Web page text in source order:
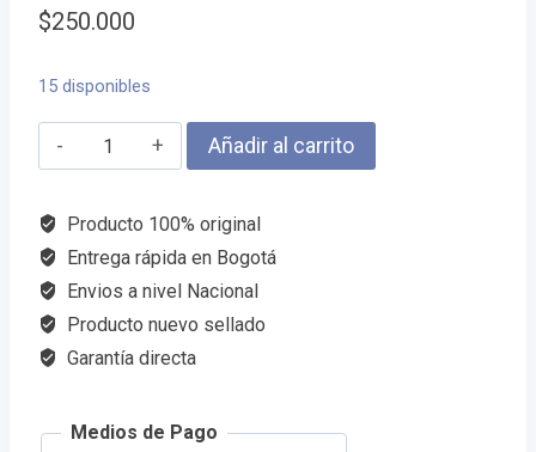
$250.000
15 disponibles
ADATA
256GB
cantidad
Añadir al carrito
Producto 100% original
Entrega rápida en Bogotá
Envios a nivel Nacional
Producto nuevo sellado
Garantía directa
Medios de Pago